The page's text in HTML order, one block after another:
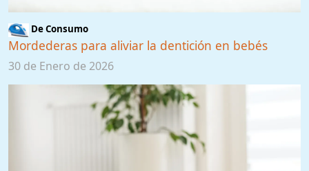
De Consumo
Mordederas para aliviar la dentición en bebés
30 de Enero de 2026